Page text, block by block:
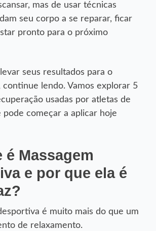
mas de usar técnicas
seu corpo a se reparar, ficar
pronto para o próximo
seus resultados para o
continue lendo. Vamos explorar 5
usadas por atletas de
começar a aplicar hoje
é Massagem
e por que ela é
é muito mais do que um
de relaxamento.